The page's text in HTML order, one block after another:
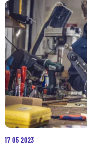
17 05 2023